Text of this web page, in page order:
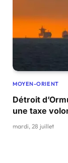
MOYEN-ORIENT
Détroit
une taxe
mardi, 28 juillet